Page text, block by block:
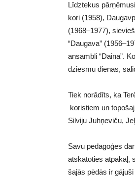
Līdztekus
kori (1958),
(1968–1977),
“Daugava”
ansambli “Daina”.
dziesmu dienās,
Tiek norādīts, ka
koristiem un
Silviju Juhņeviču,
Savu pedagoģes
atskatoties atpakaļ,
šajās pēdās ir